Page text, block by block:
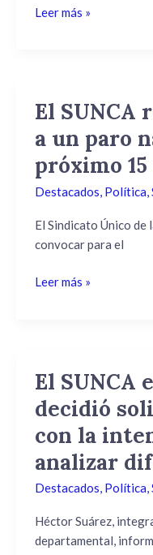
aLeer más »
El SUNCA
a un paro
próximo
Destacados, Política,
El Sindicato Único de
convocar para el
El
resolvió
convocar
a
paro
nacional
el
Leer más »
El SUNCA
decidió
con la
analizar
Destacados, Política,
Héctor Suárez,
departamental,
El
SUNCA
en
San
José
decidió
solicitar
audiencia
con